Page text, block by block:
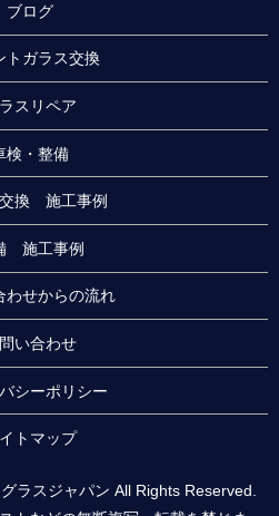
ブログ
トガラス交換
スリペア
検・整備
換 施工事例
施工事例
わせからの流れ
い合わせ
シーポリシー
トマップ
ラスジャパン All Rights Reserved.